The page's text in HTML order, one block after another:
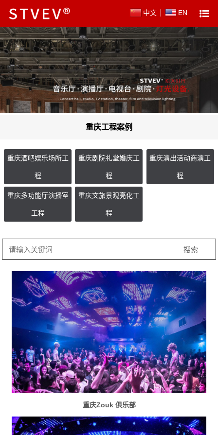
中文 EN
重庆工程案例
重庆酒吧娱乐场所工
程
重庆剧院礼堂婚庆工
程
重庆演出活动商演工
程
重庆多功能厅演播室
工程
重庆文旅景观亮化工
程
重庆Zouk 俱乐部